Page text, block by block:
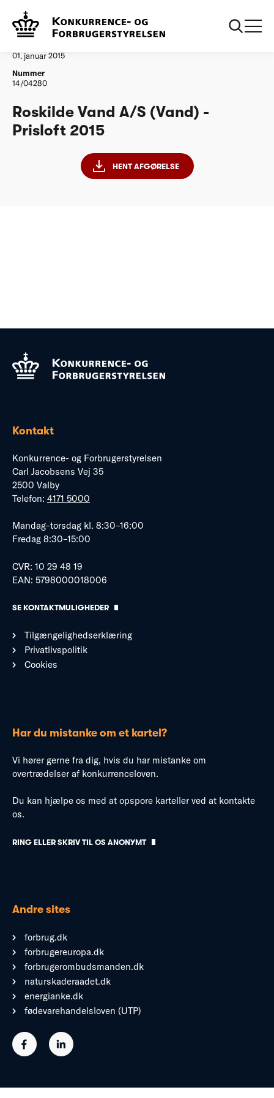
Vandtilsyn
01. januar 2015
Nummer
14/04280
Roskilde Vand A/S (Vand) -
Prisloft 2015
HENT AFGØRELSE
Kontakt
Konkurrence- og Forbrugerstyrelsen
Carl Jacobsens Vej 35
2500 Valby
Telefon: 4171 5000
Mandag–torsdag kl. 8:30–16:00
Fredag 8:30–15:00
CVR: 10 29 48 19
EAN: 5798000018006
SE KONTAKTMULIGHEDER
Tilgængelighedserklæring
Privatlivspolitik
Cookies
Har du mistanke om et kartel?
Vi hører gerne fra dig, hvis du har mistanke om
overtrædelser af konkurrenceloven.
Du kan hjælpe os med at opspore karteller ved at kontakte
os.
RING ELLER SKRIV TIL OS ANONYMT
Andre sites
forbrug.dk
forbrugereuropa.dk
forbrugerombudsmanden.dk
naturskaderaadet.dk
energianke.dk
fødevarehandelsloven (UTP)